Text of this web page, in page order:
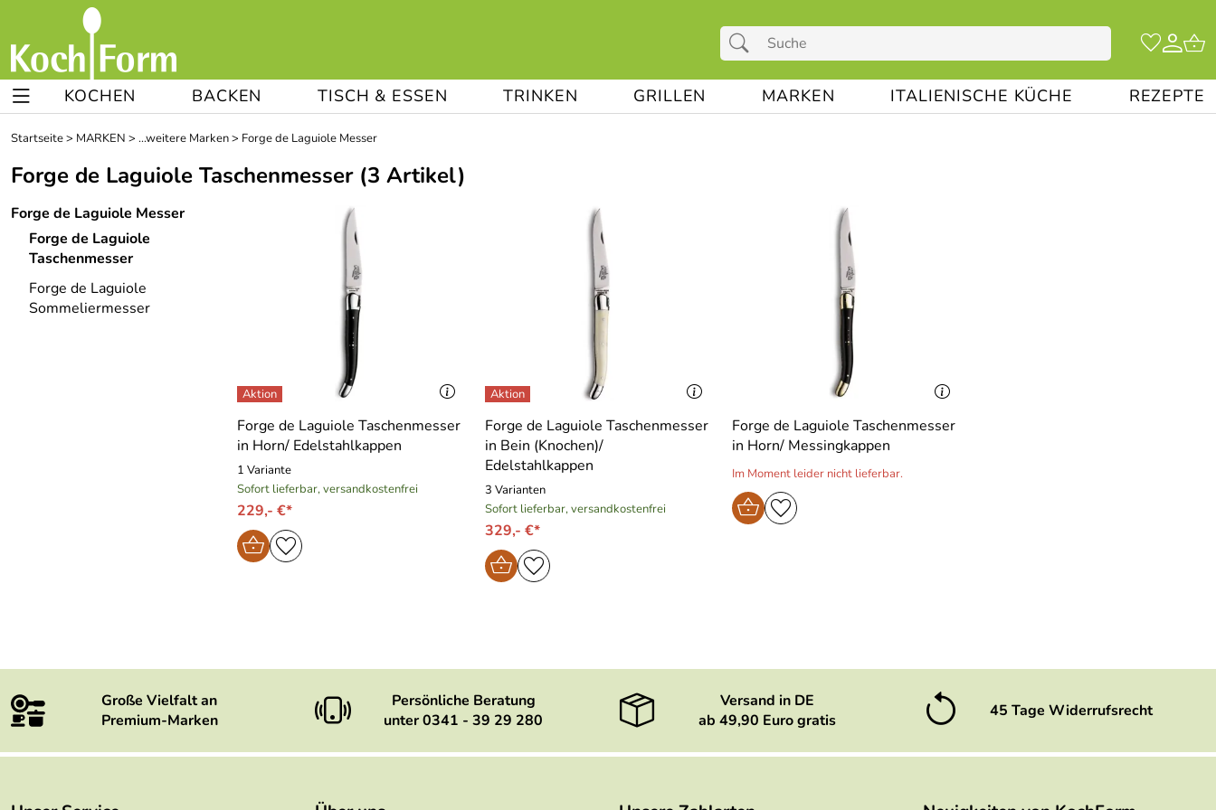
KOCHEN BACKEN TISCH & ESSEN TRINKEN GRILLEN MARKEN ITALIENISCHE KÜCHE REZEPTE
Startseite> MARKEN > ...weitere Marken> Forge de Laguiole Messer
Forge de Laguiole Taschenmesser(3 Artikel)
Forge de Laguiole Messer
Forge de Laguiole
Taschenmesser
Forge de Laguiole
Sommeliermesser
Forge de Laguiole Taschenmesser
in Horn/ Edelstahlkappen
1 Variante
Sofort lieferbar, versandkostenfrei
229,- €*
Forge de Laguiole Taschenmesser
in Bein (Knochen)/
Edelstahlkappen
3 Varianten
Sofort lieferbar, versandkostenfrei
329,- €*
Forge de Laguiole Taschenmesser
in Horn/ Messingkappen
Im Moment leider nicht lieferbar.
Große Vielfalt an
Premium-Marken
Persönliche Beratung
unter 0341 - 39 29 280
Versand in DE
ab 49,90 Euro gratis
45 Tage Widerrufsrecht